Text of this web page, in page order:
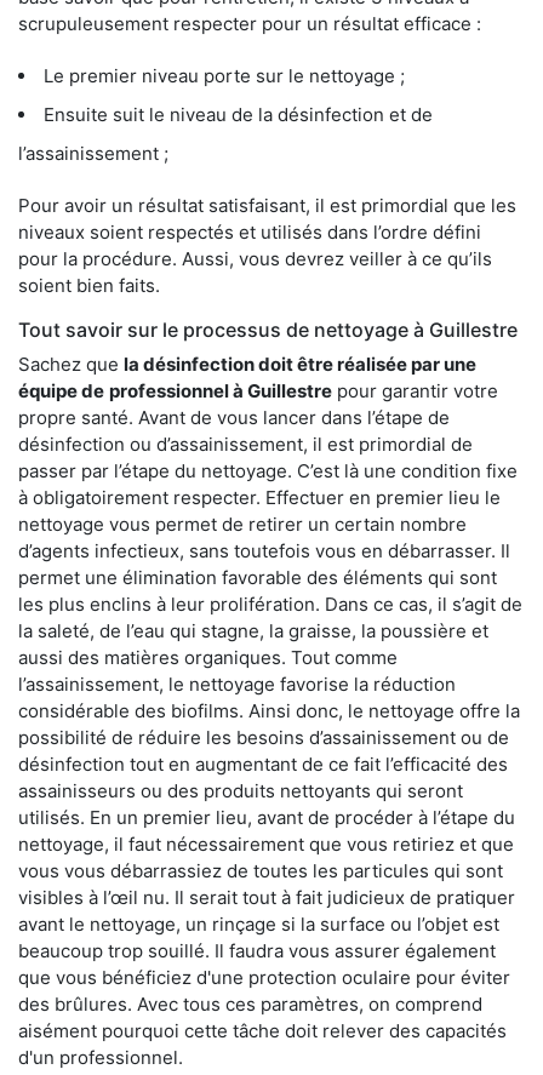
scrupuleusement respecter pour un résultat efficace :
Le premier niveau porte sur le nettoyage ;
Ensuite suit le niveau de la désinfection et de
l’assainissement ;
Pour avoir un résultat satisfaisant, il est primordial que les
niveaux soient respectés et utilisés dans l’ordre défini
pour la procédure. Aussi, vous devrez veiller à ce qu’ils
soient bien faits.
Tout savoir sur le processus de nettoyage à Guillestre
Sachez que la désinfection doit être réalisée par une
équipe de professionnel à Guillestre pour garantir votre
propre santé. Avant de vous lancer dans l’étape de
désinfection ou d’assainissement, il est primordial de
passer par l’étape du nettoyage. C’est là une condition fixe
à obligatoirement respecter. Effectuer en premier lieu le
nettoyage vous permet de retirer un certain nombre
d’agents infectieux, sans toutefois vous en débarrasser. Il
permet une élimination favorable des éléments qui sont
les plus enclins à leur prolifération. Dans ce cas, il s’agit de
la saleté, de l’eau qui stagne, la graisse, la poussière et
aussi des matières organiques. Tout comme
l’assainissement, le nettoyage favorise la réduction
considérable des biofilms. Ainsi donc, le nettoyage offre la
possibilité de réduire les besoins d’assainissement ou de
désinfection tout en augmentant de ce fait l’efficacité des
assainisseurs ou des produits nettoyants qui seront
utilisés. En un premier lieu, avant de procéder à l’étape du
nettoyage, il faut nécessairement que vous retiriez et que
vous vous débarrassiez de toutes les particules qui sont
visibles à l’œil nu. Il serait tout à fait judicieux de pratiquer
avant le nettoyage, un rinçage si la surface ou l’objet est
beaucoup trop souillé. Il faudra vous assurer également
que vous bénéficiez d'une protection oculaire pour éviter
des brûlures. Avec tous ces paramètres, on comprend
aisément pourquoi cette tâche doit relever des capacités
d'un professionnel.